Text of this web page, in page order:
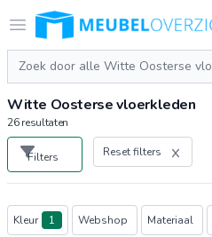
Open menu
Logo Meubeloverzicht.nl
Zoeken
Witte Oosterse vloerkleden
26resultaten
Filters Reset filters
Producten
Kleur 1 Webshop Materiaal